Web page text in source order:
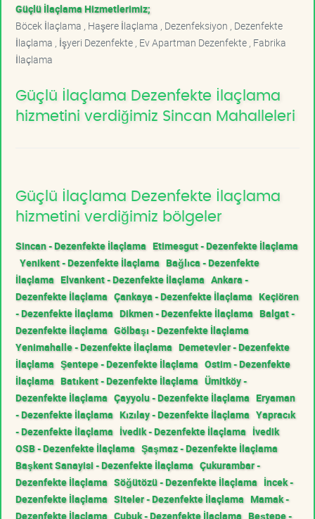
Güçlü İlaçlama Hizmetlerimiz;
Böcek İlaçlama , Haşere İlaçlama , Dezenfeksiyon , Dezenfekte
İlaçlama , İşyeri Dezenfekte , Ev Apartman Dezenfekte , Fabrika
İlaçlama
Güçlü İlaçlama Dezenfekte İlaçlama
hizmetini verdiğimiz Sincan Mahalleleri
Güçlü İlaçlama Dezenfekte İlaçlama
hizmetini verdiğimiz bölgeler
Sincan - Dezenfekte İlaçlama Etimesgut - Dezenfekte İlaçlama
Yenikent - Dezenfekte İlaçlama Bağlıca - Dezenfekte
İlaçlama Elvankent - Dezenfekte İlaçlama Ankara -
Dezenfekte İlaçlama Çankaya - Dezenfekte İlaçlama Keçiören
- Dezenfekte İlaçlama Dikmen - Dezenfekte İlaçlama Balgat -
Dezenfekte İlaçlama Gölbaşı - Dezenfekte İlaçlama
Yenimahalle - Dezenfekte İlaçlama Demetevler - Dezenfekte
İlaçlama Şentepe - Dezenfekte İlaçlama Ostim - Dezenfekte
İlaçlama Batıkent - Dezenfekte İlaçlama Ümitköy -
Dezenfekte İlaçlama Çayyolu - Dezenfekte İlaçlama Eryaman
- Dezenfekte İlaçlama Kızılay - Dezenfekte İlaçlama Yapracık
- Dezenfekte İlaçlama İvedik - Dezenfekte İlaçlama İvedik
OSB - Dezenfekte İlaçlama Şaşmaz - Dezenfekte İlaçlama
Başkent Sanayisi - Dezenfekte İlaçlama Çukurambar -
Dezenfekte İlaçlama Söğütözü - Dezenfekte İlaçlama İncek -
Dezenfekte İlaçlama Siteler - Dezenfekte İlaçlama Mamak -
Dezenfekte İlaçlama Çubuk - Dezenfekte İlaçlama Beştepe -